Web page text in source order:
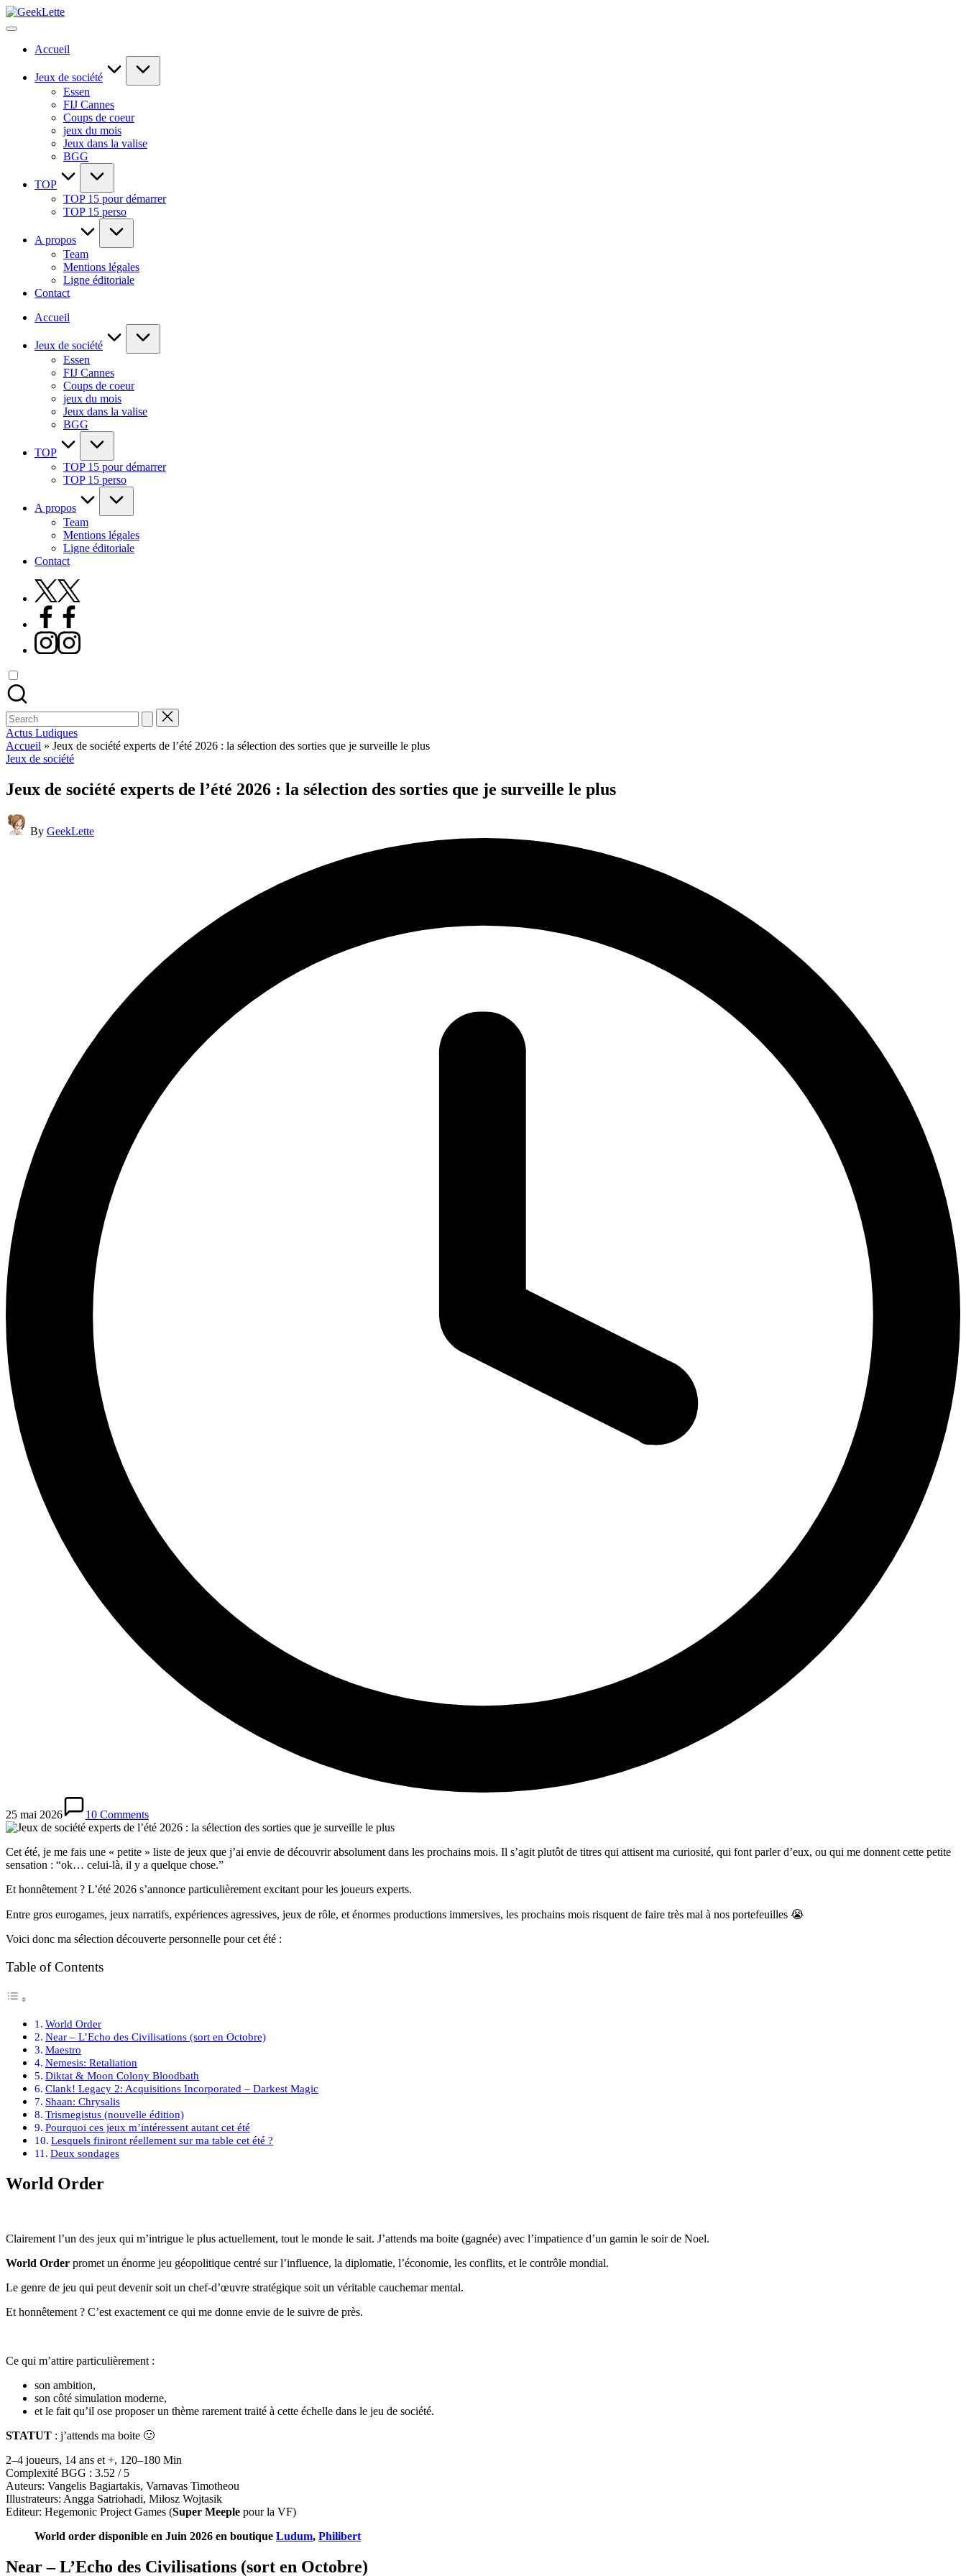
Skip
to
GeekLette
blog
Accueil
Jeux de société
Essen
FIJ Cannes
Coups de coeur
jeux du mois
Jeux dans la valise
BGG
TOP
TOP 15 pour démarrer
TOP 15 perso
A propos
Team
Mentions légales
Ligne éditoriale
Contact
Accueil
Jeux de société
Essen
FIJ Cannes
Coups de coeur
jeux du mois
Jeux dans la valise
BGG
TOP
TOP 15 pour démarrer
TOP 15 perso
A propos
Team
Mentions légales
Ligne éditoriale
Contact
X
Facebook
Instagram
Search
for:
Actus Ludiques
Accueil » Jeux de société experts de l’été 2026 : la sélection des sorties que je surveille le plus
Posted
Jeux de société
Jeux de société experts de l’été 2026 : la sélection des sorties que je surveille le plus
Posted
by
By GeekLette
25 mai 2026 10 Comments
Cet été, je me fais une « petite » liste de jeux que j’ai envie de découvrir absolument dans les prochains mois. Il s’agit plutôt de titres qui attisent ma curiosité, qui font parler d’eux, ou qui me donnent cette petite
sensation : “ok… celui-là, il y a quelque chose.”
Et honnêtement ? L’été 2026 s’annonce particulièrement excitant pour les joueurs experts.
Entre gros eurogames, jeux narratifs, expériences agressives, jeux de rôle, et énormes productions immersives, les prochains mois risquent de faire très mal à nos portefeuilles 😭
Voici donc ma sélection découverte personnelle pour cet été :
Table of Contents
World Order
Near – L’Echo des Civilisations (sort en Octobre)
Maestro
Nemesis: Retaliation
Diktat & Moon Colony Bloodbath
Clank! Legacy 2: Acquisitions Incorporated – Darkest Magic
Shaan: Chrysalis
Trismegistus (nouvelle édition)
Pourquoi ces jeux m’intéressent autant cet été
Lesquels finiront réellement sur ma table cet été ?
Deux sondages
World Order
Clairement l’un des jeux qui m’intrigue le plus actuellement, tout le monde le sait. J’attends ma boite (gagnée) avec l’impatience d’un gamin le soir de Noel.
World Order promet un énorme jeu géopolitique centré sur l’influence, la diplomatie, l’économie, les conflits, et le contrôle mondial.
Le genre de jeu qui peut devenir soit un chef-d’œuvre stratégique soit un véritable cauchemar mental.
Et honnêtement ? C’est exactement ce qui me donne envie de le suivre de près.
Ce qui m’attire particulièrement :
son ambition,
son côté simulation moderne,
et le fait qu’il ose proposer un thème rarement traité à cette échelle dans le jeu de société.
STATUT : j’attends ma boite 🙂
2–4 joueurs, 14 ans et +, 120–180 Min
Complexité BGG : 3.52 / 5
Auteurs: Vangelis Bagiartakis, Varnavas Timotheou
Illustrateurs: Angga Satriohadi, Miłosz Wojtasik
Editeur: Hegemonic Project Games (Super Meeple pour la VF)
World order disponible en Juin 2026 en boutique Ludum, Philibert
Near – L’Echo des Civilisations (sort en Octobre)